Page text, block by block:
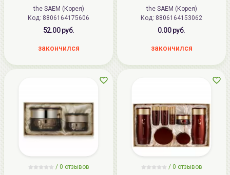
31мл+31мл+8мл+25г | Urban Eco
Harakeke Travel Kit
the SAEM (Корея)
Код: 8806164175606
52.00 руб.
закончился
Set
the SAEM (Корея)
Код: 8806164153062
0.00 руб.
закончился
/ 0 отзывов
/ 0 отзывов